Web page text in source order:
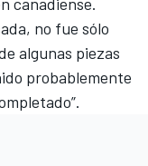
no fue sólo
algunas piezas
probablemente